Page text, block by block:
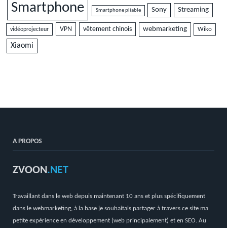
Smartphone Smartphone pliable Sony Streaming
vidéoprojecteur VPN vêtement chinois webmarketing Wiko
Xiaomi
A PROPOS
ZVOON.NET
Travaillant dans le web depuis maintenant 10 ans et plus spécifiquement
dans le webmarketing, à la base je souhaitais partager à travers ce site ma
petite expérience en développement (web principalement) et en SEO. Au